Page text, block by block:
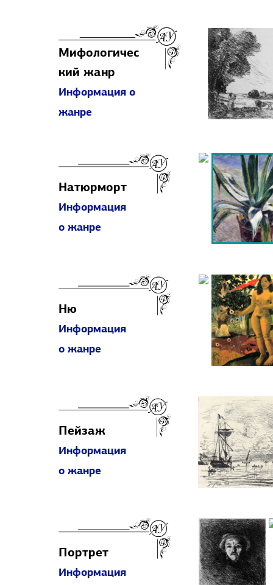
Мифологичес
кий жанр
Информация о
жанре
Натюрморт
Информация
о жанре
Ню
Информация
о жанре
Пейзаж
Информация
о жанре
Портрет
Информация